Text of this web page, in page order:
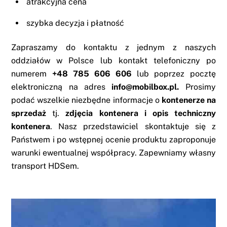
szybka decyzja i płatność
Zapraszamy do kontaktu z jednym z naszych
oddziałów w Polsce lub kontakt telefoniczny po
numerem +48 785 606 606 lub poprzez pocztę
elektroniczną na adres info@mobilbox.pl. Prosimy
podać wszelkie niezbędne informacje o kontenerze na
sprzedaż tj.zdjęcia kontenera i opis techniczny
kontenera. Nasz przedstawiciel skontaktuje się z
Państwem i po wstępnej ocenie produktu zaproponuje
warunki ewentualnej współpracy. Zapewniamy własny
transport HDSem.